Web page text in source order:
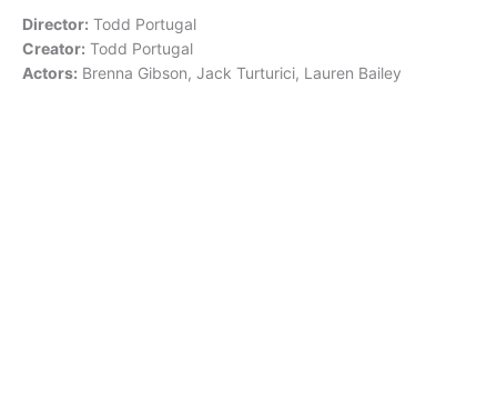
Director: Todd Portugal
Creator: Todd Portugal
Actors: Brenna Gibson, Jack Turturici, Lauren Bailey